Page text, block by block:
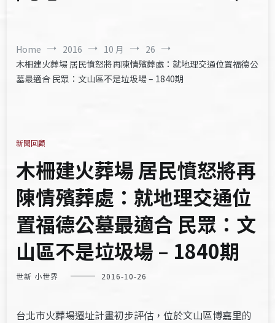
Home 2016 10 月
26
木柵建火葬場 居民憤怒將再陳情殯葬處：就地理交通位置福德公
墓最適合 民眾：文山區不是垃圾場 – 1840期
新聞回顧
木柵建火葬場 居民憤怒將再
陳情殯葬處：就地理交通位
置福德公墓最適合 民眾：文
山區不是垃圾場 – 1840期
世新 小世界 2016-10-26
台北市火葬場遷址計畫初步評估，位於文山區博嘉里的